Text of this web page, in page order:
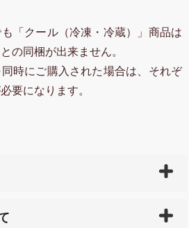
「クール（冷凍・冷蔵）」商品は
の同梱が出来ません。
時にご購入された場合は、それぞ
要になります。
受付後）、 長崎県下全域に点在